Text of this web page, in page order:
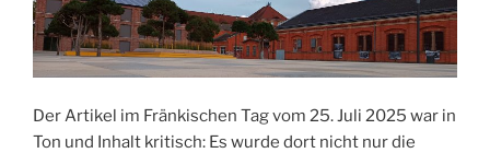
Der Artikel im Fränkischen Tag vom 25. Juli 2025 war in
Ton und Inhalt kritisch: Es wurde dort nicht nur die